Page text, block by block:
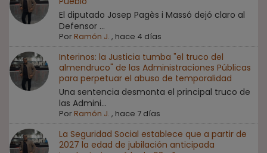
El diputado Josep Pagès i Massó dejó claro al
Defensor ...
Por Ramón J. , hace 4 días
Interinos: la Justicia tumba "el truco del
almendruco" de las Administraciones Públicas
para perpetuar el abuso de temporalidad
Una sentencia desmonta el principal truco de
las Admini...
Por Ramón J. , hace 7 días
La Seguridad Social establece que a partir de
2027 la edad de jubilación anticipada